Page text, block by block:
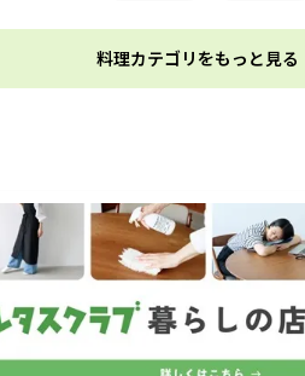
料理カテゴリをもっと見る